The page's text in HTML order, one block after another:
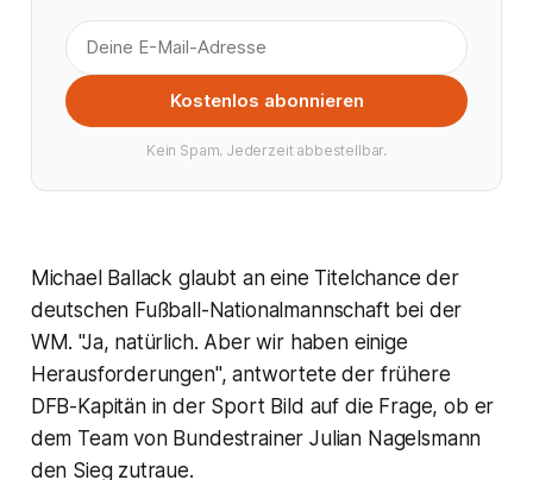
Kostenlos abonnieren
Kein Spam. Jederzeit abbestellbar.
Michael Ballack glaubt an eine Titelchance der
deutschen Fußball-Nationalmannschaft bei der
WM. "Ja, natürlich. Aber wir haben einige
Herausforderungen", antwortete der frühere
DFB-Kapitän in der Sport Bild auf die Frage, ob er
dem Team von Bundestrainer Julian Nagelsmann
den Sieg zutraue.